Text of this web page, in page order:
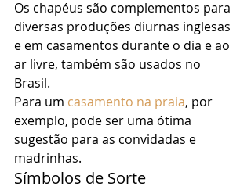
Os chapéus são complementos para
diversas produções diurnas inglesas
e em casamentos durante o dia e ao
ar livre, também são usados no
Brasil.
Para um casamento na praia, por
exemplo, pode ser uma ótima
sugestão para as convidadas e
madrinhas.
Símbolos de Sorte